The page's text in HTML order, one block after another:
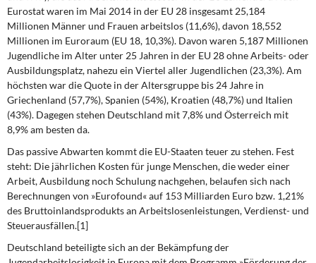
Eurostat waren im Mai 2014 in der EU 28 insgesamt 25,184
Millionen Männer und Frauen arbeitslos (11,6%), davon 18,552
Millionen im Euroraum (EU 18, 10,3%). Davon waren 5,187 Millionen
Jugendliche im Alter unter 25 Jahren in der EU 28 ohne Arbeits- oder
Ausbildungsplatz, nahezu ein Viertel aller Jugendlichen (23,3%). Am
höchsten war die Quote in der Altersgruppe bis 24 Jahre in
Griechenland (57,7%), Spanien (54%), Kroatien (48,7%) und Italien
(43%). Dagegen stehen Deutschland mit 7,8% und Österreich mit
8,9% am besten da.
Das passive Abwarten kommt die EU-Staaten teuerzu stehen. Fest
steht: Die jährlichen Kosten für junge Menschen, die weder einer
Arbeit, Ausbildung noch Schulung nachgehen, belaufen sich nach
Berechnungen von »Eurofound« auf 153 Milliarden Euro bzw. 1,21%
des Bruttoinlandsprodukts an Arbeitslosenleistungen, Verdienst- und
Steuerausfällen.[1]
Deutschland beteiligte sich an der Bekämpfung der